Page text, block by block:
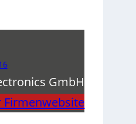
GmbH
Firmenwebsite